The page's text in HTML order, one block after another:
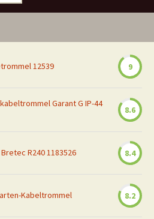
12539 9
Garant G IP-44
8.6
R240 1183526 8.4
Kabeltrommel 8.2